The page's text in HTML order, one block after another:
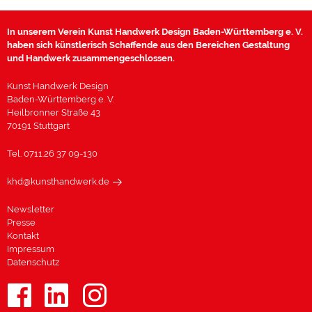
In unserem Verein Kunst Handwerk Design Baden-Württemberg e. V.
haben sich künstlerisch Schaffende aus den Bereichen Gestaltung
und Handwerk zusammengeschlossen.
Kunst Handwerk Design
Baden-Württemberg e. V.
Heilbronner Straße 43
70191 Stuttgart
Tel. 0711.26 37 09-130
khd@kunsthandwerk.de
Newsletter
Presse
Kontakt
Impressum
Datenschutz